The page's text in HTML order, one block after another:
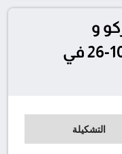
و
الإسماعيلي بتاريخ 2025-10-26 في
التشكيلة